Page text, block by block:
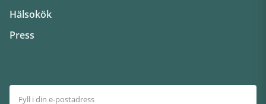
Hälsokök
Press